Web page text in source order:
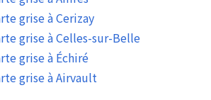
grise à Cerizay
grise à Celles-sur-Belle
grise à Échiré
grise à Airvault